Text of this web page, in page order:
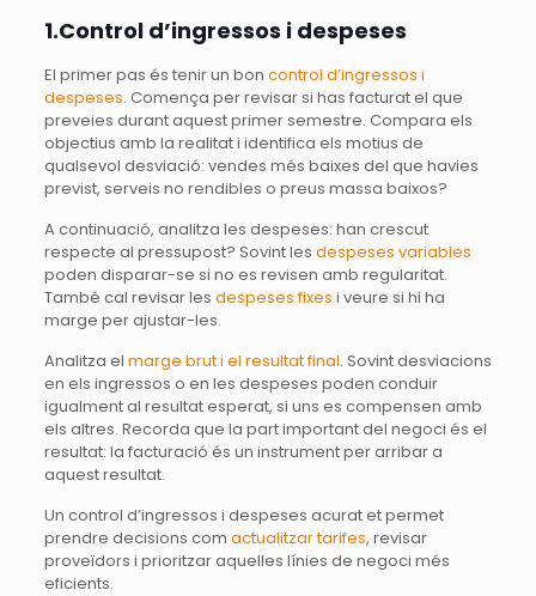
1.Control d’ingressos i despeses
El primer pas és tenir un bon control d’ingressos i
despeses. Comença per revisar si has facturat el que
preveies durant aquest primer semestre. Compara els
objectius amb la realitat i identifica els motius de
qualsevol desviació: vendes més baixes del que havies
previst, serveis no rendibles o preus massa baixos?
A continuació, analitza les despeses: han crescut
respecte al pressupost? Sovint les despeses variables
poden disparar-se si no es revisen amb regularitat.
També cal revisar les despeses fixes i veure si hi ha
marge per ajustar-les.
Analitza el marge brut i el resultat final. Sovint desviacions
en els ingressos o en les despeses poden conduir
igualment al resultat esperat, si uns es compensen amb
els altres. Recorda que la part important del negoci és el
resultat: la facturació és un instrument per arribar a
aquest resultat.
Un control d’ingressos i despeses acurat et permet
prendre decisions com actualitzar tarifes, revisar
proveïdors i prioritzar aquelles línies de negoci més
eficients.